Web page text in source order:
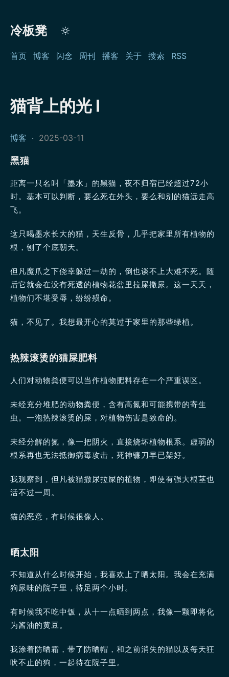
冷板凳
首页 博客 闪念 周刊 播客 关于 搜索 RSS
猫背上的光 I
博客 · 2025-03-11
黑猫
距离一只名叫「墨水」的黑猫，夜不归宿已经超过72小
时。基本可以判断，要么死在外头，要么和别的猫远走高
飞。
这只喝墨水长大的猫，天生反骨，几乎把家里所有植物的
根，刨了个底朝天。
但凡魔爪之下侥幸躲过一劫的，倒也谈不上大难不死。随
后它就会在没有死透的植物花盆里拉屎撒尿。这一天天，
植物们不堪受辱，纷纷殒命。
猫，不见了。我想最开心的莫过于家里的那些绿植。
热辣滚烫的猫屎肥料
人们对动物粪便可以当作植物肥料存在一个严重误区。
未经充分堆肥的动物粪便，含有高氮和可能携带的寄生
虫。一泡热辣滚烫的屎，对植物伤害是致命的。
未经分解的氮，像一把阴火，直接烧坏植物根系。虚弱的
根系再也无法抵御病毒攻击，死神镰刀早已架好。
我观察到，但凡被猫撒尿拉屎的植物，即使有强大根茎也
活不过一周。
猫的恶意，有时候很像人。
晒太阳
不知道从什么时候开始，我喜欢上了晒太阳。我会在充满
狗尿味的院子里，待足两个小时。
有时候我不吃中饭，从十一点晒到两点，我像一颗即将化
为酱油的黄豆。
我涂着防晒霜，带了防晒帽，和之前消失的猫以及每天狂
吠不止的狗，一起待在院子里。